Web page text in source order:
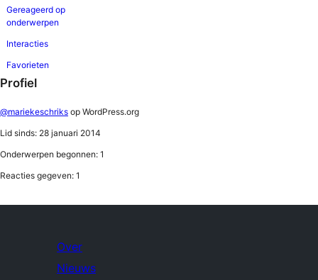
Gereageerd op
onderwerpen
Interacties
Favorieten
Profiel
@mariekeschriks op WordPress.org
Lid sinds: 28 januari 2014
Onderwerpen begonnen: 1
Reacties gegeven: 1
Over
Nieuws